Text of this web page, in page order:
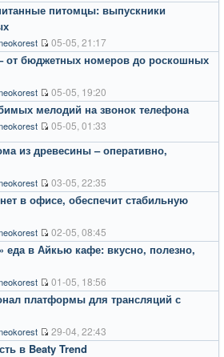
питомцы: выпускники
05-05, 21:17
от бюджетных номеров до роскошных
05-05, 19:20
мелодий на звонок телефона
05-05, 01:33
из древесины – оперативно,
03-05, 22:35
в офисе, обеспечит стабильную
02-05, 08:45
еда в Айкью кафе: вкусно, полезно,
01-05, 18:56
платформы для трансляций с
29-04, 22:43
в Beaty Trend